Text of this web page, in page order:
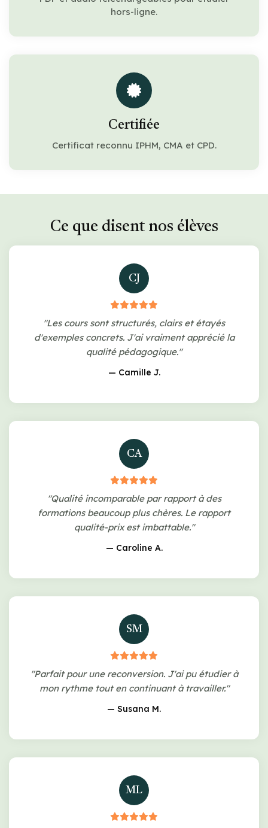
hors-ligne.
Certifiée
Certificat reconnu IPHM, CMA et CPD.
Ce que disent nos élèves
CJ
"Les cours sont structurés, clairs et étayés
d'exemples concrets. J'ai vraiment apprécié la
qualité pédagogique."
— Camille J.
CA
"Qualité incomparable par rapport à des
formations beaucoup plus chères. Le rapport
qualité-prix est imbattable."
— Caroline A.
SM
"Parfait pour une reconversion. J'ai pu étudier à
mon rythme tout en continuant à travailler."
— Susana M.
ML